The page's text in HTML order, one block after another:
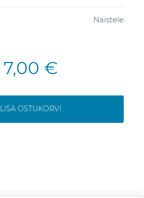
Naistele
7,00 €
LISA OSTUKORVI